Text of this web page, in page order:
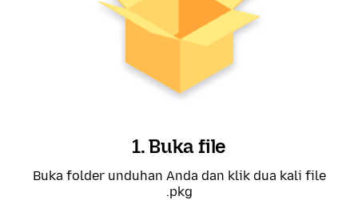
1. Buka file
Buka folder unduhan Anda dan klik dua kali file
.pkg